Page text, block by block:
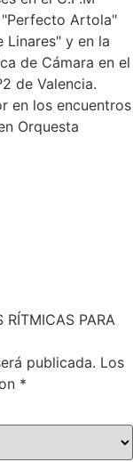
Artola"
y en la
de Cámara en el
de Valencia.
en los encuentros
Orquesta
PARA
publicada. Los
*